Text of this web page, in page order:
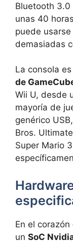
Bluetooth 3.0
unas 40
puede
demasiadas
La consola
de
Wii U, desde
mayoría de
genérico
Bros.
Super Mario
En el
un SoC